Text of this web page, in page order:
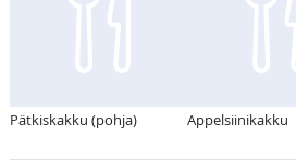
Pätkiskakku (pohja) Appelsiinikakku